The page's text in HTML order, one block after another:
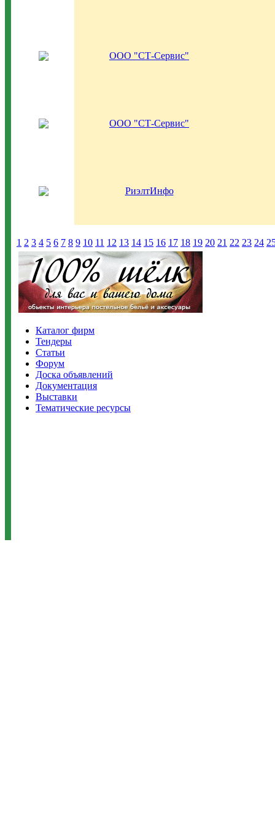
ООО "СТ-Сервис"
ООО "СТ-Сервис"
РиэлтИнфо
1 2 3 4 5 6 7 8 9 10 11 12 13 14 15 16 17 18 19 20 21 22 23 24
Каталог фирм
Тендеры
Статьи
Форум
Доска объявлений
Документация
Выставки
Тематические ресурсы